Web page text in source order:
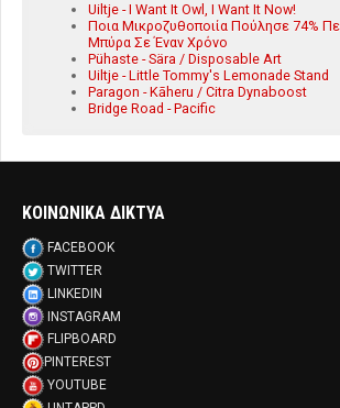
Uiltje - I Want It Owl, I Want It Now!
Ποια Μικροζυθοποιία Πούλησε 74%
Μπύρα Σε Έναν Χρόνο
Pühaste - Sära / Disposable Art
Uiltje - Little Tommy's Lemonade Stand
Paragon - Kāheru / Citra Dynaboost
Bridge Road - Pacific
ΚΟΙΝΩΝΙΚΑ ΔΙΚΤΥΑ
FACEBOOK
TWITTER
LINKEDIN
INSTAGRAM
FLIPBOARD
PINTEREST
YOUTUBE